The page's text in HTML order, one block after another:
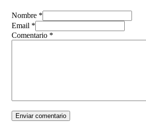
Nombre *
Email *
Comentario *